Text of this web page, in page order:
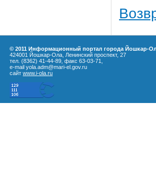
© 2011 Информационный портал города Йошкар-
424001 Йошкар-Ола, Ленинский проспект, 27
тел. (8362) 41-44-89, факс 63-03-71,
e-mail yola.adm@mari-el.gov.ru
сайт www.i-ola.ru